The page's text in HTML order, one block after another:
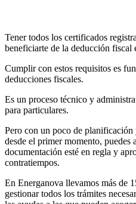
Tener todos los certificados
beneficiarte de la deducción fiscal
Cumplir con estos requisitos es
deducciones fiscales.
Es un proceso técnico y
para particulares.
Pero con un poco de
desde el primer momento, puedes
documentación esté en regla y
contratiempos.
En Energanova llevamos más de
gestionar todos los trámites